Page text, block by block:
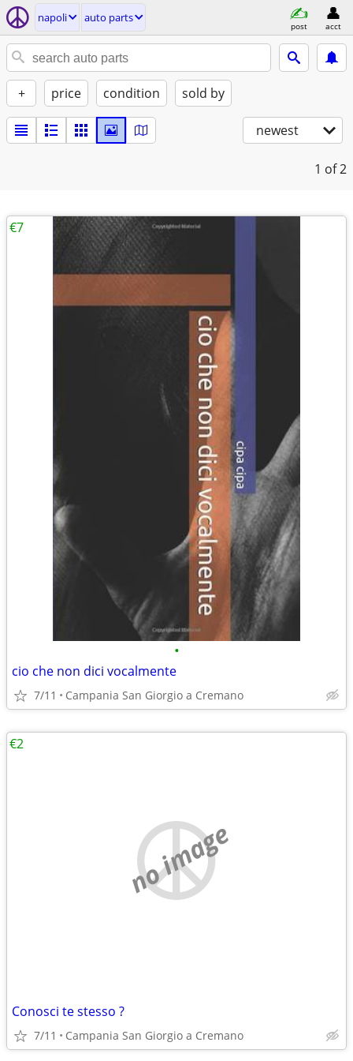
napoli auto parts
post acct
+ price condition sold by
newest
1 of 2
•
cio che non dici vocalmente
7/11 Campania San Giorgio a Cremano
€7
no image
Conosci te stesso ?
7/11 Campania San Giorgio a Cremano
€2